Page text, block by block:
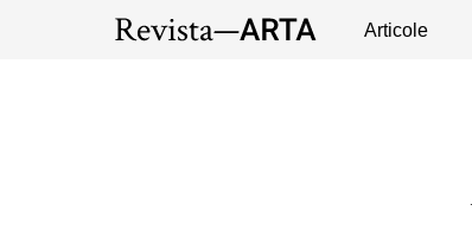
Articole
Expoziții Evenimente Interviuri